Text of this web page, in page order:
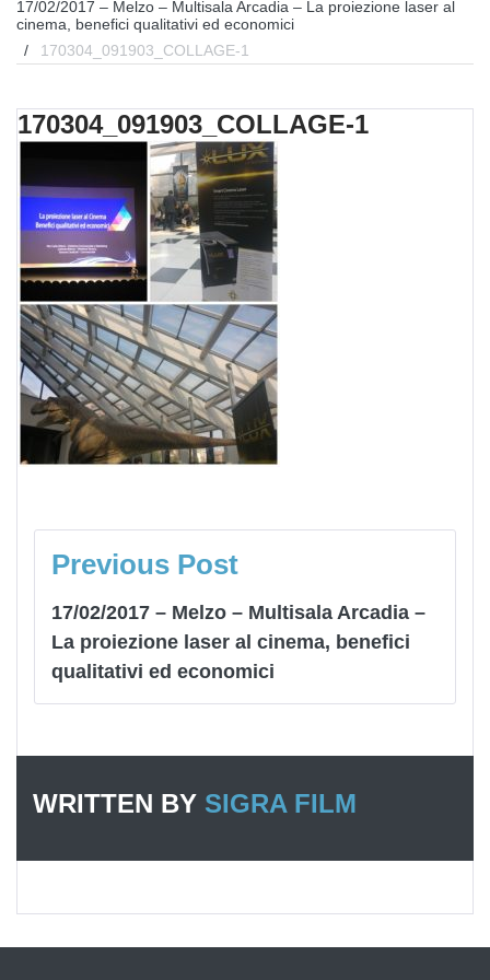
17/02/2017 – Melzo – Multisala Arcadia – La proiezione laser al
cinema, benefici qualitativi ed economici
/
170304_091903_COLLAGE-1
170304_091903_COLLAGE-1
NAVIGAZIONE
ARTICOLI
Previous Post
17/02/2017 – Melzo – Multisala Arcadia –
La proiezione laser al cinema, benefici
qualitativi ed economici
WRITTEN BY SIGRA FILM